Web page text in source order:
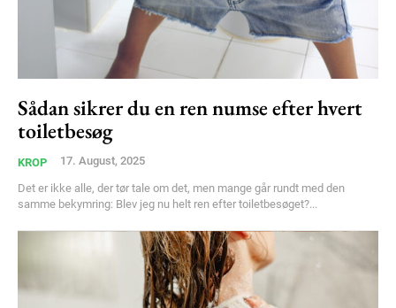
Free limited access
Gratis
Etiam est nibh, lobortis sit
Ut mollis pellentesque tortor
Nullam eu erat condimentum
Donec quis est ac felis
Sådan sikrer du en ren numse efter hvert
toiletbesøg
KROP 17. August, 2025
Det er ikke alle, der tør tale om det, men mange går rundt med den
samme bekymring: Blev jeg nu helt ren efter toiletbesøget?...